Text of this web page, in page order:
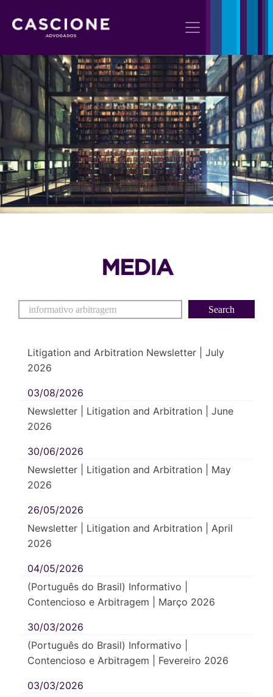
MEDIA
Litigation and Arbitration Newsletter | July
2026
03/08/2026
Newsletter | Litigation and Arbitration | June
2026
30/06/2026
Newsletter | Litigation and Arbitration | May
2026
26/05/2026
Newsletter | Litigation and Arbitration | April
2026
04/05/2026
(Português do Brasil) Informativo |
Contencioso e Arbitragem | Março 2026
30/03/2026
(Português do Brasil) Informativo |
Contencioso e Arbitragem | Fevereiro 2026
03/03/2026